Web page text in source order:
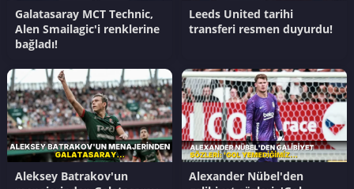
Galatasaray MCT Technic,
Alen Smailagic'i renklerine
bağladı!
Leeds United tarihi
transferi resmen duyurdu!
Aleksey Batrakov'un
Alexander Nübel'den